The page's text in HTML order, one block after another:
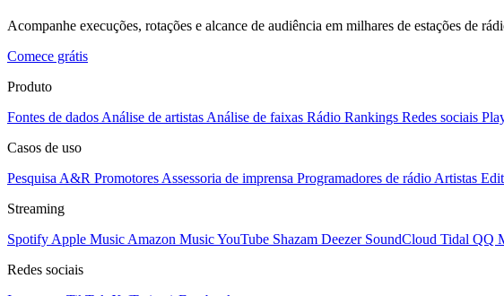
Acompanhe execuções, rotações e alcance de audiência em milhares de estações de
Comece grátis
Produto
Fontes de dados Análise de artistas Análise de faixas Rádio Rankings Redes sociais
Casos de uso
Pesquisa A&R Promotores Assessoria de imprensa Programadores de rádio Artistas
Streaming
Spotify Apple Music Amazon MusicYouTube Shazam Deezer SoundCloud Tidal QQ
Redes sociais